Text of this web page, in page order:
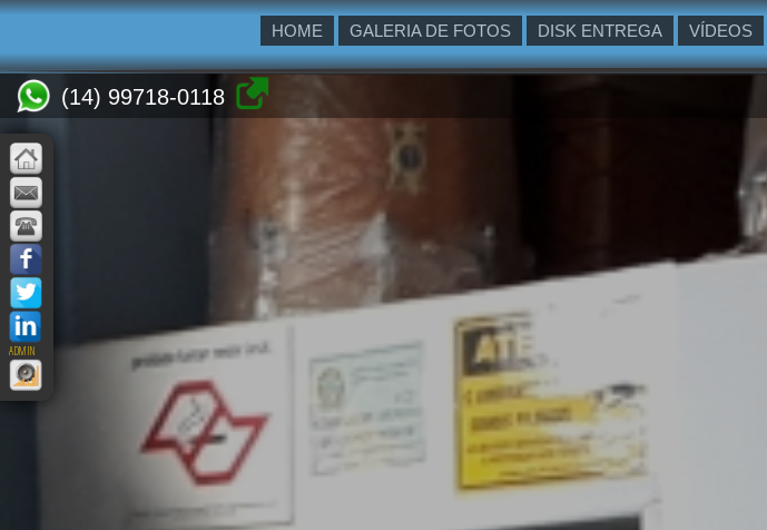
HOME GALERIA DE FOTOS DISK ENTREGA VÍDEOS
(14) 99718-0118
ADMIN